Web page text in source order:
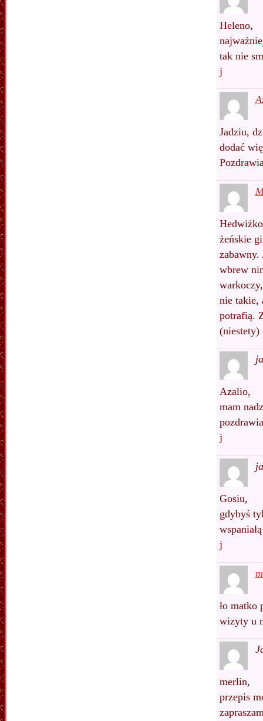
Heleno,
tak nie
j
Jadziu,
dodać
żeńskie
zabawny.
wbrew
nie takie,
potrafią.
Azalio,
mam
j
Gosiu,
gdybyś
j
ło matko
wizyty u
merlin,
przepis